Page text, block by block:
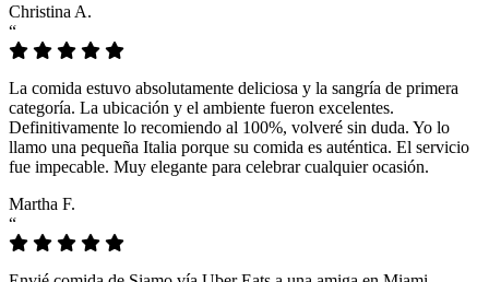
Christina A.
“
La comida estuvo absolutamente deliciosa y la sangría de primera
categoría. La ubicación y el ambiente fueron excelentes.
Definitivamente lo recomiendo al 100%, volveré sin duda. Yo lo
llamo una pequeña Italia porque su comida es auténtica. El servicio
fue impecable. Muy elegante para celebrar cualquier ocasión.
Martha F.
“